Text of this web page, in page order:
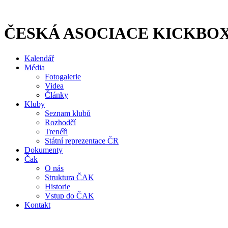
obsahu
ČESKÁ ASOCIACE
Kalendář
Média
Fotogalerie
Videa
Články
Kluby
Seznam klubů
Rozhodčí
Trenéři
Státní reprezentace ČR
Dokumenty
Čak
O nás
Struktura ČAK
Historie
Vstup do ČAK
Kontakt